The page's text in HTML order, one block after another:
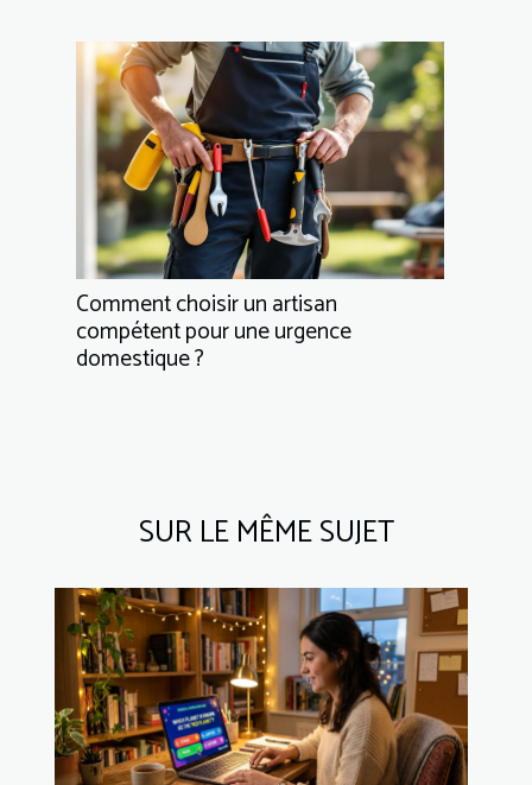
Comment choisir un artisan
compétent pour une urgence
domestique ?
SUR LE MÊME SUJET